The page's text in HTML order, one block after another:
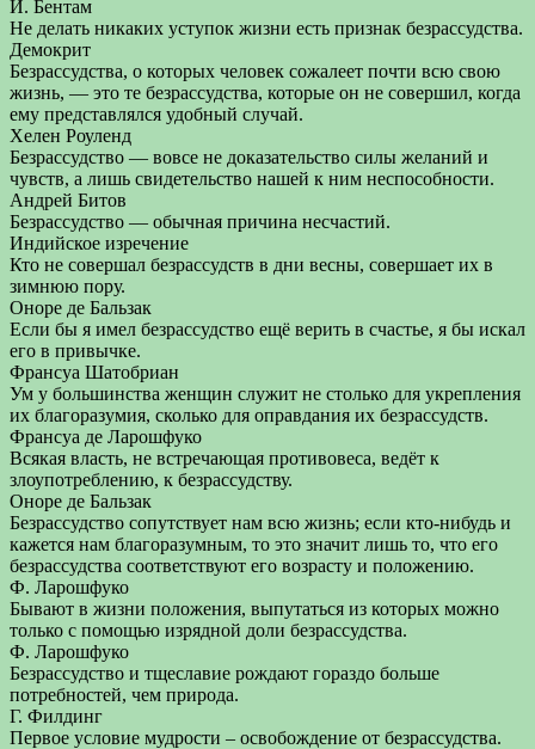
И. Бентам
Не делать никаких уступок жизни есть признак безрассудства.
Демокрит
Безрассудства, о которых человек сожалеет почти всю свою
жизнь, — это те безрассудства, которые он не совершил, когда
ему представлялся удобный случай.
Хелен Роуленд
Безрассудство — вовсе не доказательство силы желаний и
чувств, а лишь свидетельство нашей к ним неспособности.
Андрей Битов
Безрассудство — обычная причина несчастий.
Индийское изречение
Кто не совершал безрассудств в дни весны, совершает их в
зимнюю пору.
Оноре де Бальзак
Если бы я имел безрассудство ещё верить в счастье, я бы искал
его в привычке.
Франсуа Шатобриан
Ум у большинства женщин служит не столько для укрепления
их благоразумия, сколько для оправдания их безрассудств.
Франсуа де Ларошфуко
Всякая власть, не встречающая противовеса, ведёт к
злоупотреблению, к безрассудству.
Оноре де Бальзак
Безрассудство сопутствует нам всю жизнь; если кто-нибудь и
кажется нам благоразумным, то это значит лишь то, что его
безрассудства соответствуют его возрасту и положению.
Ф. Ларошфуко
Бывают в жизни положения, выпутаться из которых можно
только с помощью изрядной доли безрассудства.
Ф. Ларошфуко
Безрассудство и тщеславие рождают гораздо больше
потребностей, чем природа.
Г. Филдинг
Первое условие мудрости – освобождение от безрассудства.